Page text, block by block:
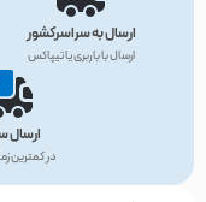
ارسال به سراسرکشور
ارسال با باربری یا تیپاکس
ارسال
در کمترین